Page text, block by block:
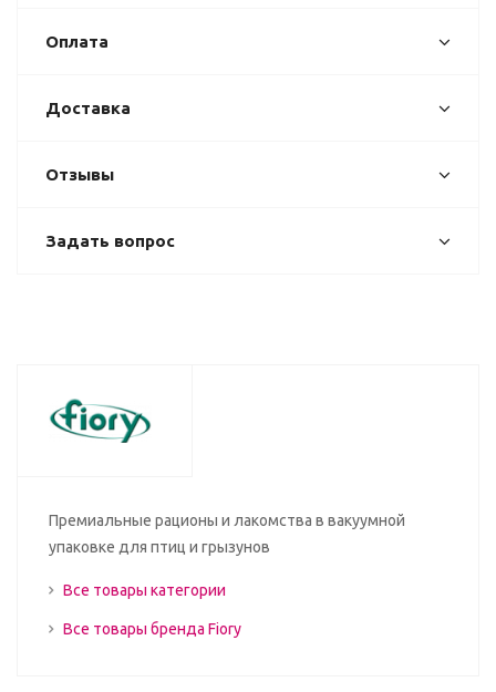
Оплата
Доставка
Отзывы
Задать вопрос
Премиальные рационы и лакомства в вакуумной
упаковке для птиц и грызунов
Все товары категории
Все товары бренда Fiory